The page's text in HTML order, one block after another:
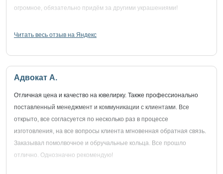
огромное, обязательно придём за другими украшениями!
Читать весь отзыв на Яндекс
Адвокат А.
Отличная цена и качество на ювелирку. Также профессионально
поставленный менеджмент и коммуникации с клиентами. Все
открыто, все согласуется по несколько раз в процессе
изготовления, на все вопросы клиента мгновенная обратная связь.
Заказывал помолвочное и обручальные кольца. Все прошло
отлично. Однозначно рекомендую!